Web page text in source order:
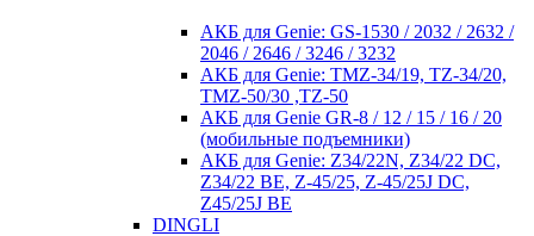
АКБ для Genie: GS-1530 / 2032 / 2632 /
2046 / 2646 / 3246 / 3232
АКБ для Genie: TMZ-34/19, TZ-34/20,
TMZ-50/30 ,TZ-50
АКБ для Genie GR-8 / 12 / 15 / 16 / 20
(мобильные подъемники)
АКБ для Genie: Z34/22N, Z34/22 DC,
Z34/22 BE, Z-45/25, Z-45/25J DC,
Z45/25J BE
DINGLI